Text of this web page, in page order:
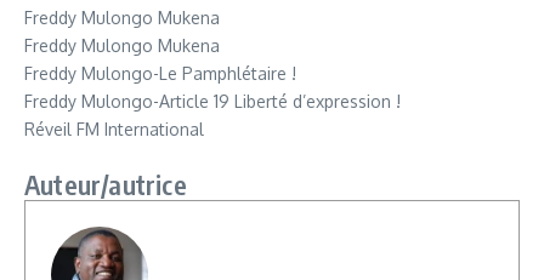
Freddy Mulongo Mukena
Freddy Mulongo Mukena
Freddy Mulongo-Le Pamphlétaire !
Freddy Mulongo-Article 19 Liberté d’expression !
Réveil FM International
Auteur/autrice